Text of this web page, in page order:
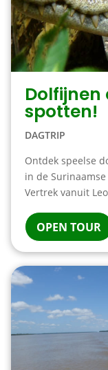
spotten!
DAGTRIP
Ontdek speelse
in de
Vertrek vanuit
OPEN TOUR